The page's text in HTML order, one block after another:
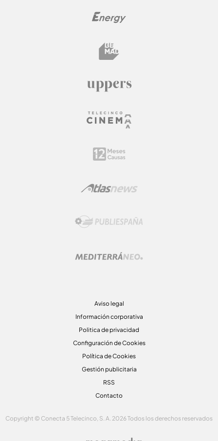
Aviso legal
Información corporativa
Politica de privacidad
Configuración de Cookies
Política de Cookies
Gestión publicitaria
RSS
Contacto
Copyright © Conecta 5 Telecinco, S. A. 2026 Todos los derechos reservados